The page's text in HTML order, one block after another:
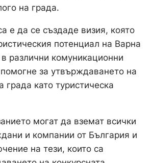
на града.
е да се създаде визия, която
потенциал на Варна
различни комуникационни
за утвърждаването на
града като туристическа
могат да вземат всички
и компании от България и
на тези, които са